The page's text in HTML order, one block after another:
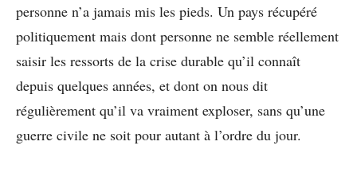
personne n’a jamais mis les pieds. Un pays récupéré
politiquement mais dont personne ne semble réellement
saisir les ressorts de la crise durable qu’il connaît
depuis quelques années, et dont on nous dit
régulièrement qu’il va vraiment exploser, sans qu’une
guerre civile ne soit pour autant à l’ordre du jour.